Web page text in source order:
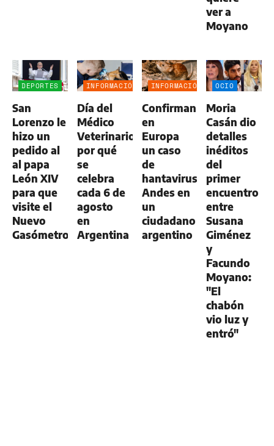
ver a
Moyano
DEPORTES
San
Lorenzo le
hizo un
pedido al
al papa
León XIV
para que
visite el
Nuevo
Gasómetro
INFORMACIÓN
Día del
Médico
Veterinario:
por qué
se
celebra
cada 6 de
agosto
en
Argentina
INFORMACIÓN
Confirman
en
Europa
un caso
de
hantavirus
Andes en
un
ciudadano
argentino
OCIO
Moria
Casán dio
detalles
inéditos
del
primer
encuentro
entre
Susana
Giménez
y
Facundo
Moyano:
"El
chabón
vio luz y
entró"